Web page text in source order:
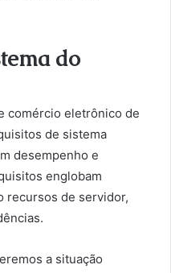
do
comércio eletrônico de
de sistema
desempenho e
englobam
recursos de servidor,
a situação